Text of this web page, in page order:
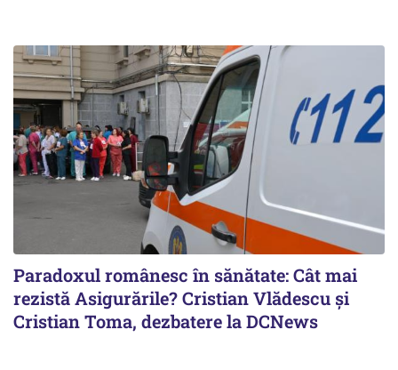
Paradoxul românesc în sănătate: Cât mai
rezistă Asigurările? Cristian Vlădescu și
Cristian Toma, dezbatere la DCNews